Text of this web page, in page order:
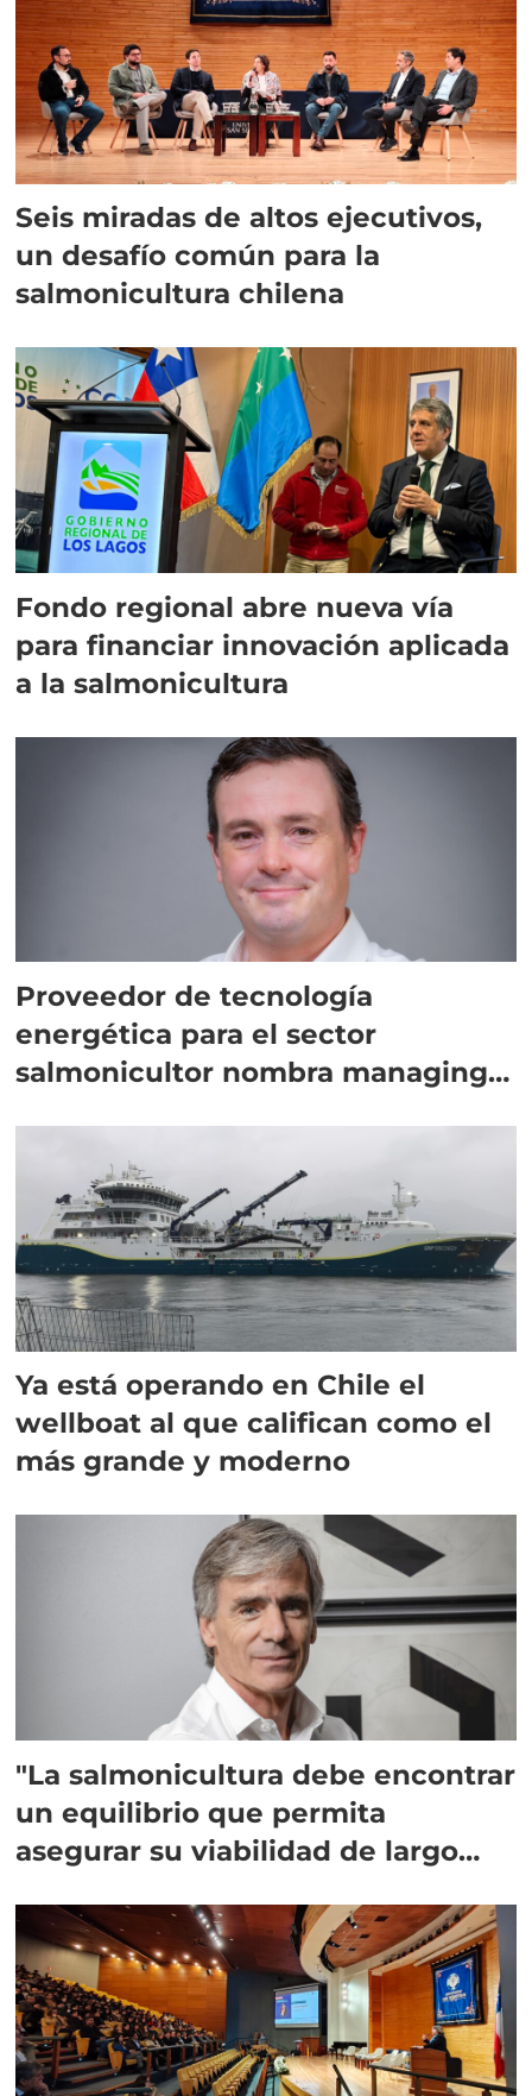
Seis miradas de altos ejecutivos,
un desafío común para la
salmonicultura chilena
Fondo regional abre nueva vía
para financiar innovación aplicada
a la salmonicultura
Proveedor de tecnología
energética para el sector
salmonicultor nombra managing
Ya está operando en Chile el
wellboat al que califican como el
más grande y moderno
"La salmonicultura debe encontrar
un equilibrio que permita
asegurar su viabilidad de largo